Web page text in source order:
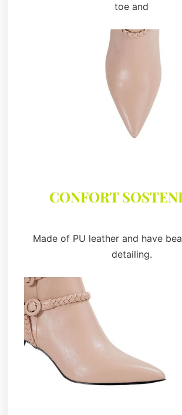
toe and
CONFORT
Made of PU leather and have
detailing.